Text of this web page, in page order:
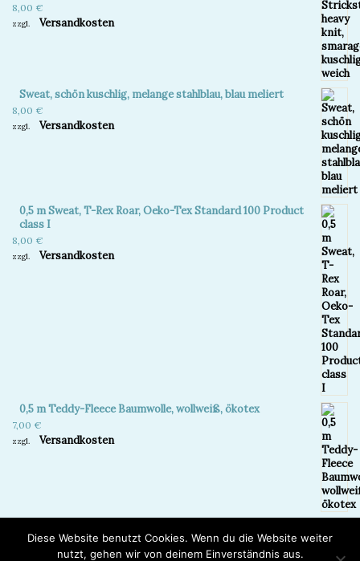
8,00 €
zzgl. Versandkosten
Sweat, schön kuschlig, melange stahlblau, blau meliert
8,00 €
zzgl. Versandkosten
0,5 m Sweat, T-Rex Roar, Oeko-Tex Standard 100 Product
class I
8,00 €
zzgl. Versandkosten
0,5 m Teddy-Fleece Baumwolle, wollweiß, ökotex
7,00 €
zzgl. Versandkosten
Diese Website benutzt Cookies. Wenn du die Website weiter
nutzt, gehen wir von deinem Einverständnis aus.